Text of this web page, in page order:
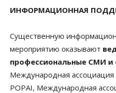
ИНФОРМАЦИОННАЯ
Существенную
мероприятию оказывают
профессиональные СМИ и
Международная ассоциация
POPAI, Международная